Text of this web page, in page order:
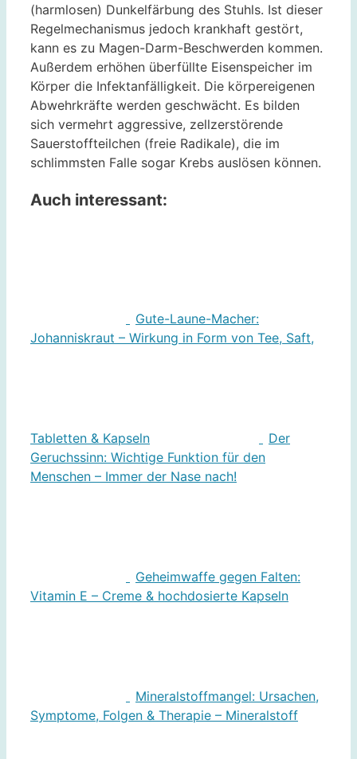
(harmlosen) Dunkelfärbung des Stuhls. Ist dieser
Regelmechanismus jedoch krankhaft gestört,
kann es zu Magen-Darm-Beschwerden kommen.
Außerdem erhöhen überfüllte Eisenspeicher im
Körper die Infektanfälligkeit. Die körpereigenen
Abwehrkräfte werden geschwächt. Es bilden
sich vermehrt aggressive, zellzerstörende
Sauerstoffteilchen (freie Radikale), die im
schlimmsten Falle sogar Krebs auslösen können.
Auch interessant:
Gute-Laune-Macher:
Johanniskraut – Wirkung in Form von Tee, Saft,
Tabletten & Kapseln
Der
Geruchssinn: Wichtige Funktion für den
Menschen – Immer der Nase nach!
Geheimwaffe gegen Falten:
Vitamin E – Creme & hochdosierte Kapseln
Mineralstoffmangel: Ursachen,
Symptome, Folgen & Therapie – Mineralstoff